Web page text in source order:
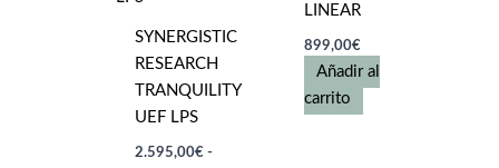
SYNERGISTIC
RESEARCH
TRANQUILITY
UEF LPS
2.595,00€ -
LINEAR
899,00€
Añadir al
carrito